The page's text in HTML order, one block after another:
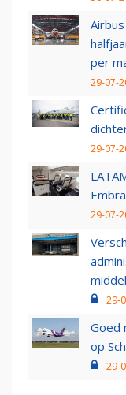
per
29-07-
29-07-
29-07-
29-
Goed
op
29-